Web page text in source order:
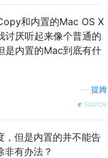
和内置的Mac OS X
讨厌听起来像个普通的
是内置的Mac到底有什
提姆
source
，但是内置的并不能告
非有办法？